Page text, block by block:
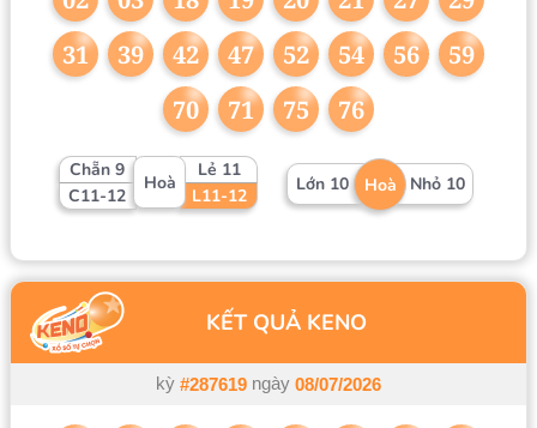
31
39 42 47 52 54 56
59
70
71 75 76
Chẵn 9
C11-12
Hoà
Lẻ 11
L11-12
Lớn 10 Hoà Nhỏ 10
KẾT QUẢ KENO
kỳ #287619 ngày 08/07/2026